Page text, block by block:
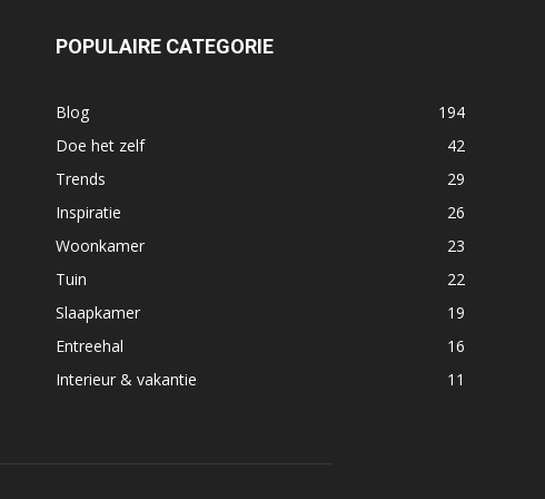
POPULAIRE CATEGORIE
Blog
194
Doe het zelf
42
Trends
29
Inspiratie
26
Woonkamer
23
Tuin
22
Slaapkamer
19
Entreehal
16
Interieur & vakantie
11